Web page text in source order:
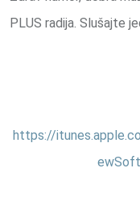
PLUS radija. Slušajte
https://